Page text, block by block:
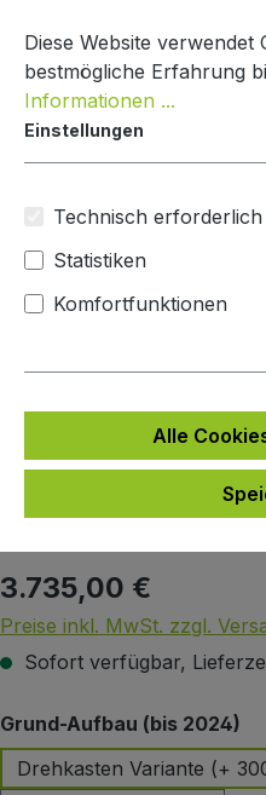
Paketbox
Mypaketkasten
Bildergalerie überspringen
Regulärer Preis:
3.735,00 €
Preise inkl. MwSt. zzgl.
Sofort verfügbar,
Grund-Aufbau (bis 2024)
Drehkasten Variante (+
Diese Website verwendet
bestmögliche Erfahrung
Informationen ...
Einstellungen
Technisch erforderlich
Statistiken
Komfortfunktionen
Alle